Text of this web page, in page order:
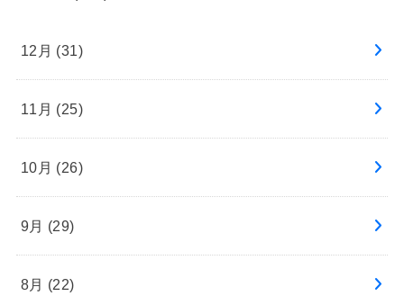
12月 (31)
11月 (25)
10月 (26)
9月 (29)
8月 (22)